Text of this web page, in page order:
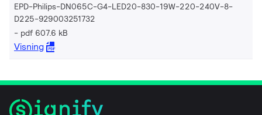
EPD-Philips-DN065C-G4-LED20-830-19W-220-240V-8-
D225-929003251732
pdf 607.6 kB
Visning